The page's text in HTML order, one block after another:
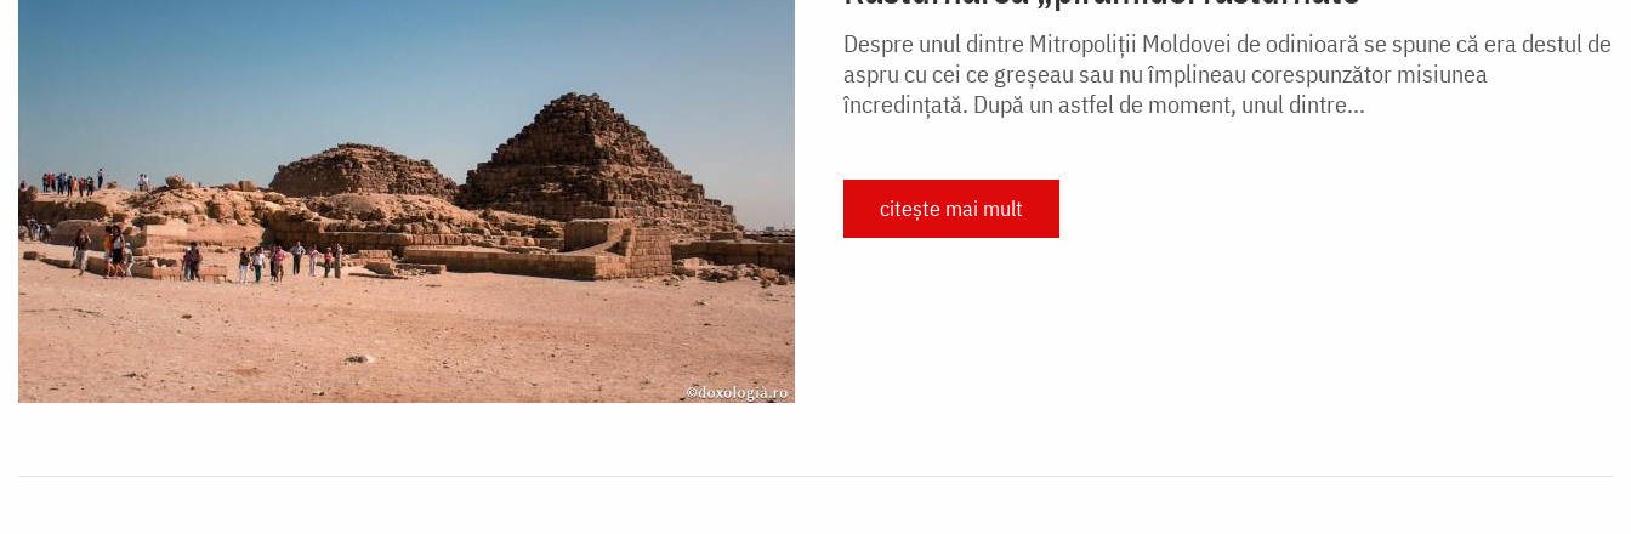
Despre unul dintre Mitropoliții Moldovei de odinioară se spune că era destul de
aspru cu cei ce greșeau sau nu împlineau corespunzător misiunea
încredințată. După un astfel de moment, unul dintre...
citește mai mult